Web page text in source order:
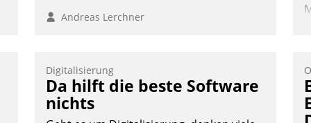
in SAP zu integrieren.
Andreas Lerchner
Digitalisierung
Da hilft die beste Software
nichts